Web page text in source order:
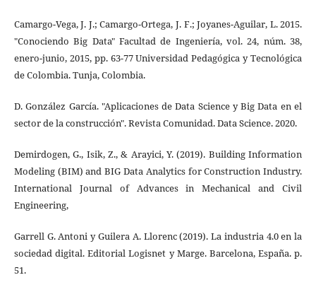
Camargo-Vega, J. J.; Camargo-Ortega, J. F.; Joyanes-Aguilar, L. 2015.
"Conociendo Big Data" Facultad de Ingeniería, vol. 24, núm. 38,
enero-junio, 2015, pp. 63-77 Universidad Pedagógica y Tecnológica
de Colombia. Tunja, Colombia.
D. González García. "Aplicaciones de Data Science y Big Data en el
sector de la construcción". Revista Comunidad. Data Science. 2020.
Demirdogen, G., Isik, Z., & Arayici, Y. (2019). Building Information
Modeling (BIM) and BIG Data Analytics for Construction Industry.
International Journal of Advances in Mechanical and Civil
Engineering,
Garrell G. Antoni y Guilera A. Llorenc (2019). La industria 4.0 en la
sociedad digital. Editorial Logisnet y Marge. Barcelona, España. p.
51.